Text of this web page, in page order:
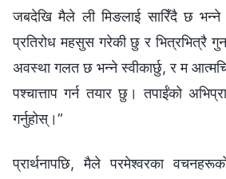
जबदेखि मैले ली मिङलाई सारिँदै छ भन्ने
प्रतिरोध महसुस गरेकी छु र भित्रभित्रै
अवस्था गलत छ भन्‍ने स्वीकार्छु, र म
पश्चात्ताप गर्न तयार छु। तपाईंको
गर्नुहोस्।”
प्रार्थनापछि, मैले परमेश्‍वरका